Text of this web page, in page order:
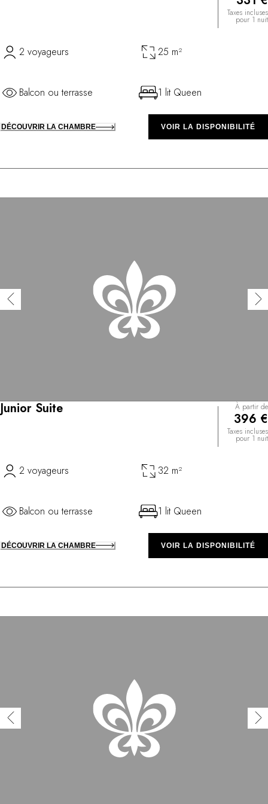
Taxes incluses
pour 1 nuit
2 voyageurs 25 m²
Balcon ou terrasse 1 lit Queen
DÉCOUVRIR LA CHAMBRE VOIR LA DISPONIBILITÉ
Junior Suite À partir de
396 €
Taxes incluses
pour 1 nuit
2 voyageurs 32 m²
Balcon ou terrasse 1 lit Queen
DÉCOUVRIR LA CHAMBRE VOIR LA DISPONIBILITÉ